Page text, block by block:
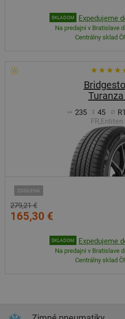
SKLADOM Expedujeme
Na predajni v Bratislave
Centrálny sklad
235 45
FR,Enliten
ZOSÍLENÁ
279,21 €
165,30 €
SKLADOM Expedujeme
Na predajni v Bratislave
Centrálny sklad